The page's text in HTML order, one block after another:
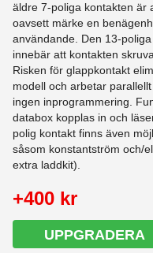
äldre 7-poliga kontakten är
oavsett märke en
användande. Den 13-
innebär att kontakten
Risken för glappkontakt
modell och arbetar
ingen inprogrammering.
databox kopplas in och
polig kontakt finns även
såsom konstantström och/
extra laddkit).
+400 kr
UPPGRADERA